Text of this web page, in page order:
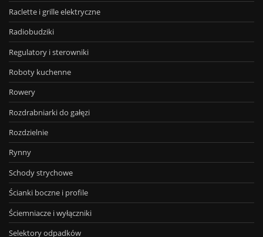
Raclette i grille elektryczne
Radiobudziki
Regulatory i sterowniki
Roboty kuchenne
Rowery
Rozdrabniarki do gałęzi
Rozdzielnie
Rynny
Schody strychowe
Ścianki boczne i profile
Ściemniacze i wyłączniki
Selektory odpadków